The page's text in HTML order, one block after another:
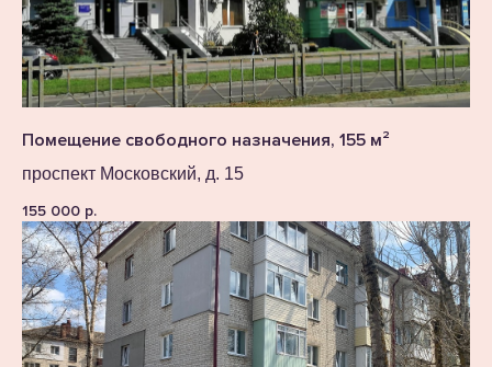
Помещение свободного назначения, 155 м²
проспект Московский, д. 15
155 000 р.